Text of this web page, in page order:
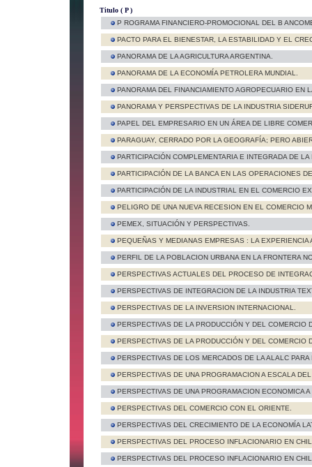
Titulo ( P )
P ROGRAMA FINANCIERO-PROMOCIONAL DEL B
PACTO PARA EL BIENESTAR, LA ESTABILIDAD Y EL
PANORAMA DE LA AGRICULTURA ARGENTINA.
PANORAMA DE LA ECONOMÍA PETROLERA MUNDIAL.
PANORAMA DEL FINANCIAMIENTO AGROPECUARIO EN
PANORAMA Y PERSPECTIVAS DE LA INDUSTRIA
PAPEL DEL EMPRESARIO EN UN ÁREA DE LIBRE
PARAGUAY, CERRADO POR LA GEOGRAFÍA; PERO
PARTICIPACIÓN COMPLEMENTARIA E INTEGRADA DE
PARTICIPACIÓN DE LA BANCA EN LAS OPERACIONES
PARTICIPACIÓN DE LA INDUSTRIAL EN EL COMERCIO
PELIGRO DE UNA NUEVA RECESION EN EL COMERCIO
PEMEX, SITUACIÓN Y PERSPECTIVAS.
PEQUEÑAS Y MEDIANAS EMPRESAS : LA EXPERIENCIA
PERFIL DE LA POBLACION URBANA EN LA FRONTERA
PERSPECTIVAS ACTUALES DEL PROCESO DE
PERSPECTIVAS DE INTEGRACION DE LA INDUSTRIA
PERSPECTIVAS DE LA INVERSION INTERNACIONAL.
PERSPECTIVAS DE LA PRODUCCIÓN Y DEL COMERCIO
PERSPECTIVAS DE LA PRODUCCIÓN Y DEL COMERCIO
PERSPECTIVAS DE LOS MERCADOS DE LA ALALC
PERSPECTIVAS DE UNA PROGRAMACION A ESCALA
PERSPECTIVAS DE UNA PROGRAMACION ECONOMICA
PERSPECTIVAS DEL COMERCIO CON EL ORIENTE.
PERSPECTIVAS DEL CRECIMIENTO DE LA ECONOMÍA
PERSPECTIVAS DEL PROCESO INFLACIONARIO EN
PERSPECTIVAS DEL PROCESO INFLACIONARIO EN